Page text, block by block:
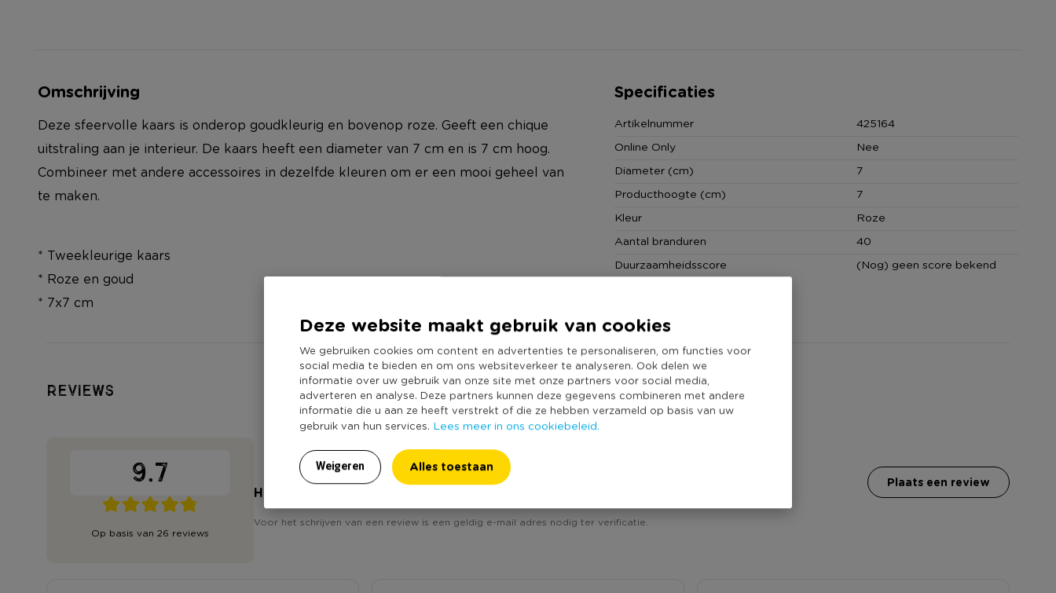
Deze website maakt gebruik van cookies
We gebruiken cookies om content en advertenties te personaliseren, om functies voor
social media te bieden en om ons websiteverkeer te analyseren. Ook delen we
informatie over uw gebruik van onze site met onze partners voor social media,
adverteren en analyse. Deze partners kunnen deze gegevens combineren met andere
informatie die u aan ze heeft verstrekt of die ze hebben verzameld op basis van uw
gebruik van hun services. Lees meer in ons cookiebeleid.
Weigeren Alles toestaan
Omschrijving
Deze sfeervolle kaars is onderop goudkleurig en bovenop roze. Geeft een chique
uitstraling aan je interieur. De kaars heeft een diameter van 7 cm en is 7 cm hoog.
Combineer met andere accessoires in dezelfde kleuren om er een mooi geheel van
te maken.
* Tweekleurige kaars
* Roze en goud
* 7x7 cm
Specificaties
Artikelnummer
425164
Online Only
Nee
Diameter (cm)
7
Producthoogte (cm)
7
Kleur
Roze
Aantal branduren
40
Duurzaamheidsscore
(Nog) geen score bekend
Reviews
9.7
Op basis van 26 reviews
Heb jij 'Kaars rustiek - roze/goud - 7x7cm'? Schrijf een review!
Voor het schrijven van een review is een geldig e-mail adres nodig ter verificatie.
plaats een review